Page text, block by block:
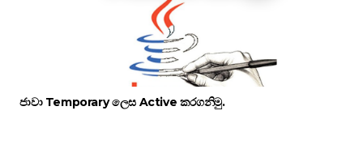
ජාවා Temporary ලෙස Active කරගනිමු.